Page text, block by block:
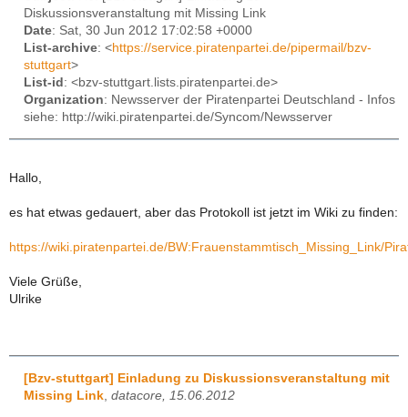
Diskussionsveranstaltung mit Missing Link
Date: Sat, 30 Jun 2012 17:02:58 +0000
List-archive: <https://service.piratenpartei.de/pipermail/bzv-
stuttgart>
List-id : <bzv-stuttgart.lists.piratenpartei.de>
Organization: Newsserver der Piratenpartei Deutschland - Infos
siehe: http://wiki.piratenpartei.de/Syncom/Newsserver
Hallo,
es hat etwas gedauert, aber das Protokoll ist jetzt im Wiki zu finden:
https://wiki.piratenpartei.de/BW:Frauenstammtisch_Missing_Link/
Viele Grüße,
Ulrike
[Bzv-stuttgart] Einladung zu Diskussionsveranstaltung mit
Missing Link datacore, 15.06.2012